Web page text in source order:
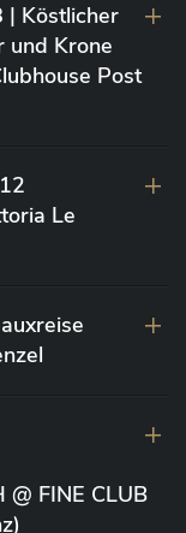
| Köstlicher
und Krone
Post
Le
@ FINE CLUB